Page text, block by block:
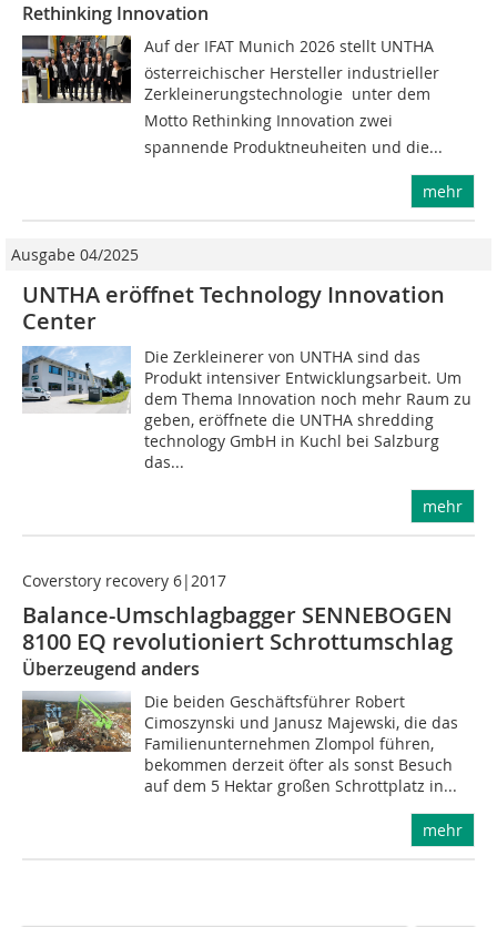
Rethinking Innovation
Auf der IFAT Munich 2026 stellt UNTHA 
österreichischer Hersteller industrieller
Zerkleinerungstechnologie  unter dem
Motto Rethinking Innovation zwei
spannende Produktneuheiten und die...
mehr
Ausgabe 04/2025
UNTHA eröffnet Technology Innovation
Center
Die Zerkleinerer von UNTHA sind das
Produkt intensiver Entwicklungsarbeit. Um
dem Thema Innovation noch mehr Raum zu
geben, eröffnete die UNTHA shredding
technology GmbH in Kuchl bei Salzburg
das...
mehr
Coverstory recovery 6|2017
Balance-Umschlagbagger SENNEBOGEN
8100 EQ revolutioniert Schrottumschlag
Überzeugend anders
Die beiden Geschäftsführer Robert
Cimoszynski und Janusz Majewski, die das
Familienunternehmen Zlompol führen,
bekommen derzeit öfter als sonst Besuch
auf dem 5 Hektar großen Schrottplatz in...
mehr